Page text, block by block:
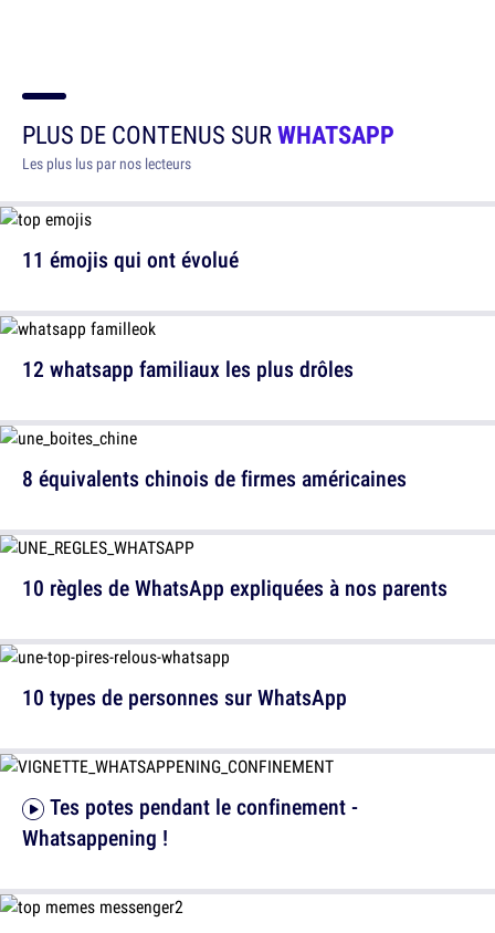
PLUS DE CONTENUS SURWHATSAPP
Les plus lus par nos lecteurs
11 émojis qui ont évolué
8 équivalents chinois de firmes américaines
Whatsappening !
12 whatsapp familiaux les plus drôles
10 règles de WhatsApp expliquées à nos parents
10 types de personnes sur WhatsApp